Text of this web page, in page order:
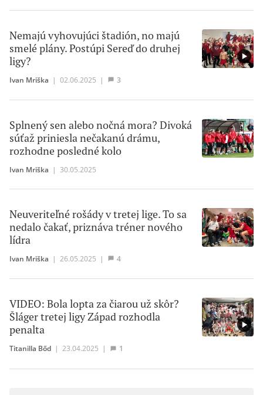
Nemajú vyhovujúci štadión, no majú
smelé plány. Postúpi Sereď do druhej
ligy?
Ivan Mriška | 02.06.2025 | 3
Splnený sen alebo nočná mora? Divoká
súťaž priniesla nečakanú drámu,
rozhodne posledné kolo
Ivan Mriška | 30.05.2025
Neuveriteľné rošády v tretej lige. To sa
nedalo čakať, priznáva tréner nového
lídra
Ivan Mriška | 26.05.2025 | 4
VIDEO: Bola lopta za čiarou už skôr?
Šláger tretej ligy Západ rozhodla
penalta
Titanilla Bőd | 23.04.2025 | 1